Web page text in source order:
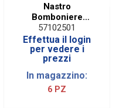
Nastro
Bomboniere
Fantasia Ciliegie
25 mm X 15 metri
57102501
Effettua il login
per vedere i
prezzi
In magazzino:
6 PZ